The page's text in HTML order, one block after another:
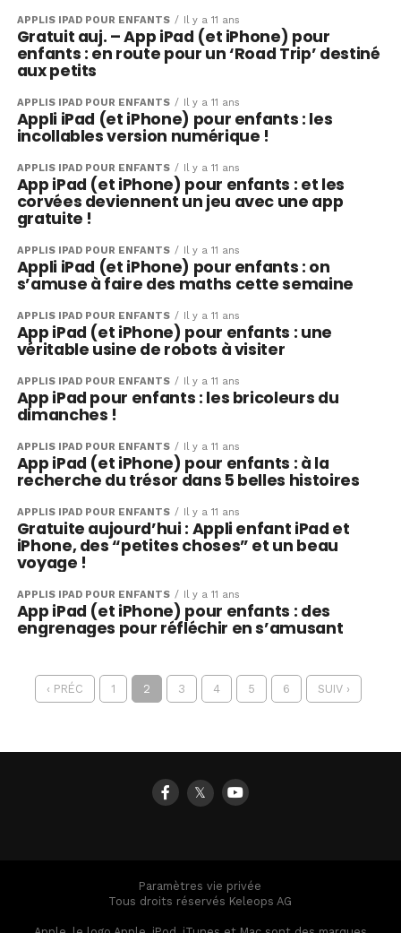
APPLIS IPAD POUR ENFANTS Il y a 11 ans
Gratuit auj. – App iPad (et iPhone) pour
enfants : en route pour un ‘Road Trip’ destiné
aux petits
APPLIS IPAD POUR ENFANTS Il y a 11 ans
Appli iPad (et iPhone) pour enfants : les
incollables version numérique !
APPLIS IPAD POUR ENFANTS Il y a 11 ans
App iPad (et iPhone) pour enfants : et les
corvées deviennent un jeu avec une app
gratuite !
APPLIS IPAD POUR ENFANTS Il y a 11 ans
Appli iPad (et iPhone) pour enfants : on
s’amuse à faire des maths cette semaine
APPLIS IPAD POUR ENFANTS Il y a 11 ans
App iPad (et iPhone) pour enfants : une
véritable usine de robots à visiter
APPLIS IPAD POUR ENFANTS Il y a 11 ans
App iPad pour enfants : les bricoleurs du
dimanches !
APPLIS IPAD POUR ENFANTS Il y a 11 ans
App iPad (et iPhone) pour enfants : à la
recherche du trésor dans 5 belles histoires
APPLIS IPAD POUR ENFANTS Il y a 11 ans
Gratuite aujourd’hui : Appli enfant iPad et
iPhone, des “petites choses” et un beau
voyage !
APPLIS IPAD POUR ENFANTS Il y a 11 ans
App iPad (et iPhone) pour enfants : des
engrenages pour réfléchir en s’amusant
‹ PRÉC 1 2 3 4 5 6 SUIV ›
𝕏
Paramètres vie privée
Tous droits réservés Keleops AG